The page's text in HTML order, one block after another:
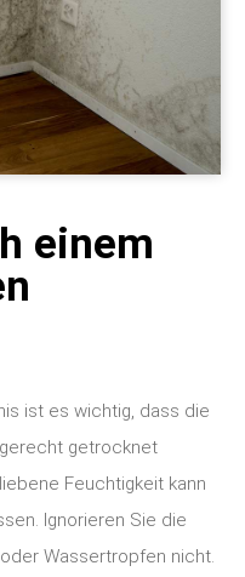
einem
ist es wichtig, dass die
getrocknet
Feuchtigkeit kann
Ignorieren Sie die
Wassertropfen nicht.